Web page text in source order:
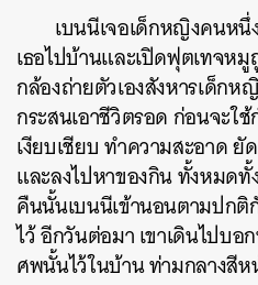
เบนนีเจอเด็กหญิงคนหนึ่
เธอไปบ้านและเปิดฟุตเทจห
กล้องถ่ายตัวเองสังหารเด็กห
กระสนเอาชีวิตรอด ก่อนจะใ
เงียบเชียบ ทำความสะอาด
และลงไปหาของกิน ทั้งหมด
คืนนั้นเบนนีเข้านอนตามปก
ไว้ อีกวันต่อมา เขาเดินไปบอ
ศพนั้นไว้ในบ้าน ท่ามกลางสี